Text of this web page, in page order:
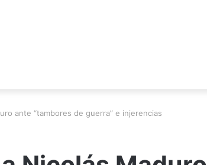
ante “tambores de guerra” e injerencias